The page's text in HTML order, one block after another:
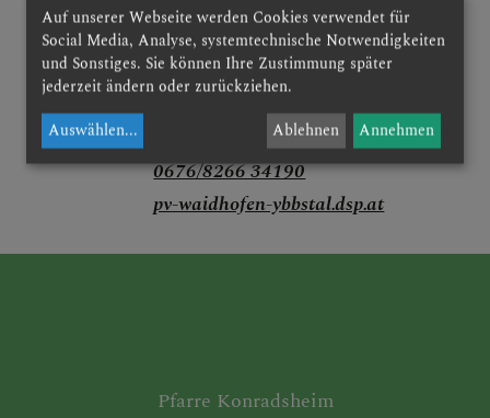
Pfarrsekretärin
Sabine Krenn
0676/8266 34190
pv-waidhofen-ybbstal.dsp.at
Pfarre Konradsheim
Auf unserer Webseite werden Cookies verwendet für
Social Media, Analyse, systemtechnische Notwendigkeiten
und Sonstiges. Sie können Ihre Zustimmung später
jederzeit ändern oder zurückziehen.
Auswählen... Ablehnen Annehmen